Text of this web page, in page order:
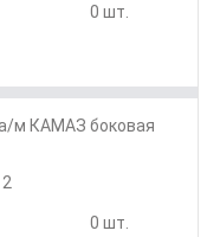
0 шт.
м КАМАЗ боковая
0 шт.